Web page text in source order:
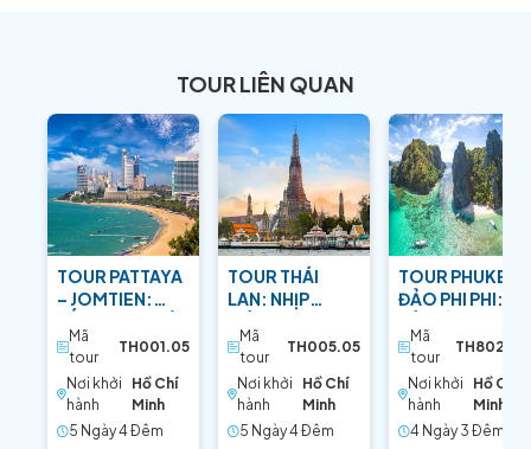
TOUR LIÊN QUAN
TOUR PATTAYA
– JOMTIEN:
NHIỆT ĐỚI
Mã
tour
TH001.05
Nơi khởi
hành
Hồ Chí
Minh
5 Ngày 4 Ðêm
TOUR THÁI
LAN: NHỊP
BANGKOK –
PATTAYA RỰC
RỠ
Mã
tour
TH005.05
Nơi khởi
hành
Hồ Chí
Minh
5 Ngày 4 Ðêm
TOUR PHUKET –
ĐẢO PHI PHI:
BIỂN ĐẢO
Mã
tour
TH802.04
Nơi khởi
hành
Hồ Chí
Minh
4 Ngày 3 Ðêm